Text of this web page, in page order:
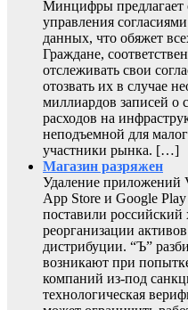
Минцифры предлагает
управления
данных, что обяжет
Граждане,
отслеживать свои
отозвать их в случае
миллиардов записей о
расходов на
неподъемной для
участники рынка. […]
Магазин разряжен
Удаление
App Store и Google
поставили
реорганизации
дистрибуции. “Ъ”
возникают при
компаний из-под
технологическая